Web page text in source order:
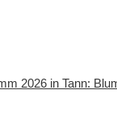
2026 in Tann: